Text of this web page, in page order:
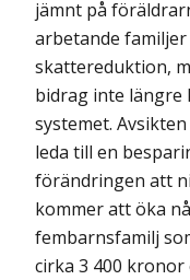
jämnt på
arbetande
skattereduktion,
bidrag inte längre
systemet.
leda till en
förändringen att
kommer att öka
fembarnsfamilj
cirka 3 400 kronor